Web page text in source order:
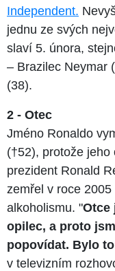
Independent.
jednu ze svých
slaví 5. února,
– Brazilec Neymar
(38).
2 - Otec
Jméno Ronaldo
(†52), protože
prezident Ronald
zemřel v roce
alkoholismu. "Otce
opilec, a proto
popovídat. Bylo
v televizním